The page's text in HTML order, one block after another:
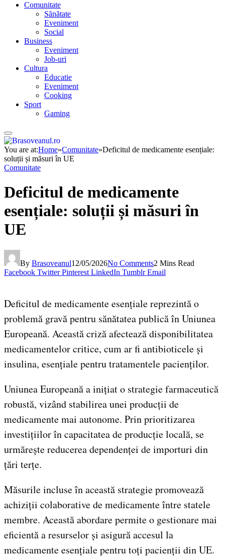
Comunitate
Sănătate
Eveniment
Social
Business
Eveniment
Job-uri
Cultura
Educatie
Eveniment
Cooking
Sport
Gaming
You are at:Home»Comunitate»Deficitul de medicamente esențiale:
soluții și măsuri în UE
Comunitate
Deficitul de medicamente
esențiale: soluții și măsuri în
UE
By Brasoveanul12/05/2026No Comments2 Mins Read
Facebook Twitter Pinterest LinkedIn Tumblr Email
Deficitul de medicamente esențiale reprezintă o
problemă gravă pentru sănătatea publică în Uniunea
Europeană. Această criză afectează disponibilitatea
medicamentelor critice, cum ar fi antibioticele și
insulina, esențiale pentru tratamentele pacienților.
Uniunea Europeană a inițiat o strategie farmaceutică
robustă, vizând stabilirea unei producții de
medicamente mai autonome. Prin prioritizarea
investițiilor în capacitatea de producție locală, se
urmărește reducerea dependenței de importuri din
țări terțe.
Măsurile incluse în această strategie promovează
achiziții colaborative de medicamente între statele
membre. Această abordare permite o gestionare mai
eficientă a resurselor și asigură accesul la
medicamente esențiale pentru toți pacienții din UE.